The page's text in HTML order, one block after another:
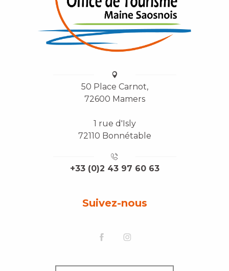
50 Place Carnot,
72600 Mamers
1 rue d'Isly
72110 Bonnétable
+33 (0)2 43 97 60 63
Suivez-nous